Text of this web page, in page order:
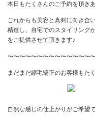
本日もたくさんのご予約を頂き
これからも美容と真剣に向き合
精進し、自宅でのスタイリング
をご提供させて頂きます♪
〜〜〜〜〜〜〜〜〜〜〜〜〜〜
まだまだ縮毛矯正のお客様もた
自然な感じの仕上がりがご希望